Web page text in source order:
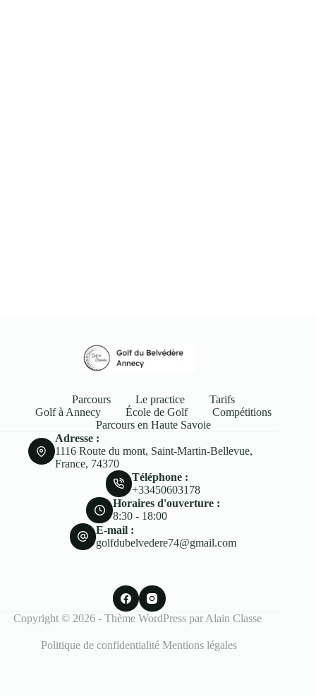
Parcours Le practice
Tarifs
Golf à Annecy
École de Golf
Compétitions
Parcours en Haute Savoie
Adresse :
1116 Route du mont, Saint-Martin-Bellevue,
France, 74370
Téléphone :
+33450603178
Horaires d'ouverture :
8:30 - 18:00
E-mail :
golfdubelvedere74@gmail.com
Copyright © 2026 - Thème WordPress par Alain Classe
Politique de confidentialité Mentions légales